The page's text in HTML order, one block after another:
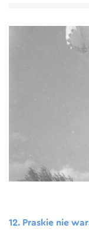
12. Praskie nie